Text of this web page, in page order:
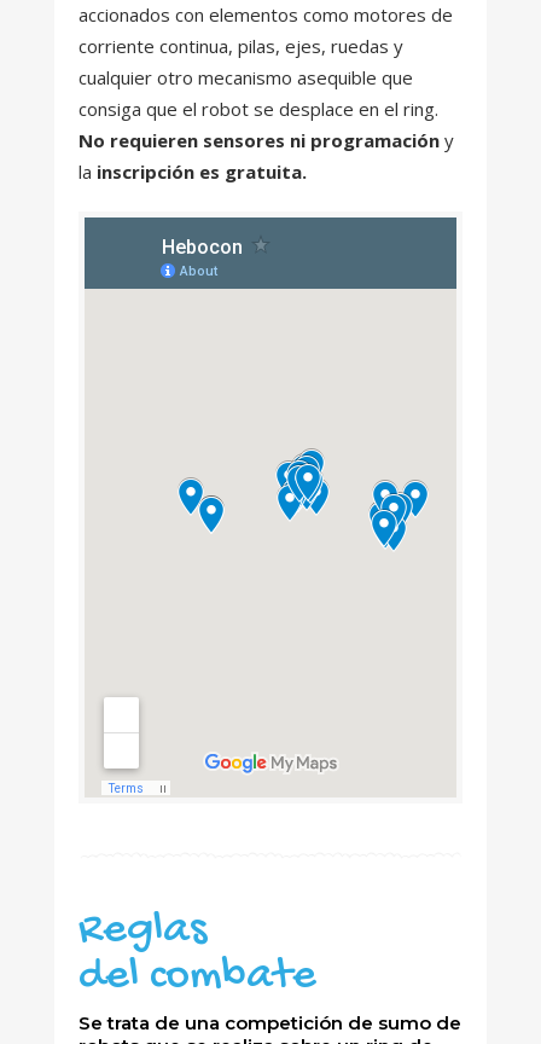
accionados con elementos como motores de
corriente continua, pilas, ejes, ruedas y
cualquier otro mecanismo asequible que
consiga que el robot se desplace en el ring.
No requieren sensores ni programación y
la inscripción es gratuita.
Reglas
del combate
Se trata de una competición de sumo de